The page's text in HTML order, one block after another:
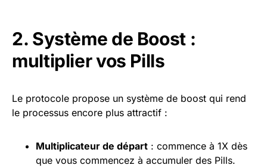
2. Système de Boost :
multiplier vos Pills
Le protocole propose un système de boost qui rend
le processus encore plus attractif :
Multiplicateur de départ : commence à 1X dès
que vous commencez à accumuler des Pills.